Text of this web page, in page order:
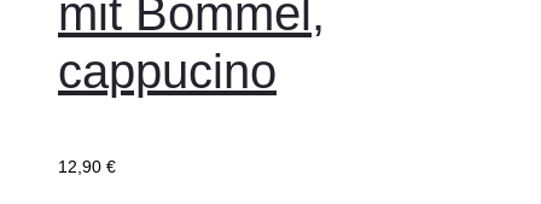
mit Bommel,
cappucino
12,90 €